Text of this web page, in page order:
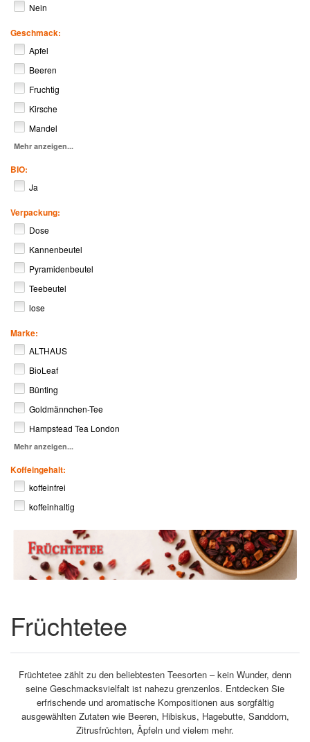
Nein
Geschmack:
Apfel
Beeren
Fruchtig
Kirsche
Mandel
Mehr anzeigen...
BIO:
Ja
Verpackung:
Dose
Kannenbeutel
Pyramidenbeutel
Teebeutel
lose
Marke:
ALTHAUS
BioLeaf
Bünting
Goldmännchen-Tee
Hampstead Tea London
Mehr anzeigen...
Koffeingehalt:
koffeinfrei
koffeinhaltig
Früchtetee
Früchtetee zählt zu den beliebtesten Teesorten – kein Wunder, denn
seine Geschmacksvielfalt ist nahezu grenzenlos. Entdecken Sie
erfrischende und aromatische Kompositionen aus sorgfältig
ausgewählten Zutaten wie Beeren, Hibiskus, Hagebutte, Sanddorn,
Zitrusfrüchten, Äpfeln und vielem mehr.